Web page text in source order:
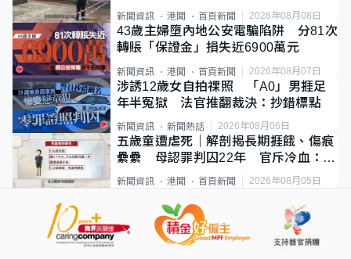
斃
新聞資訊 港聞 首頁新聞 2026年08月08日
43歲主婦墮內地公安電騙陷阱 分81次
轉賬「保證金」損失近6900萬元
新聞資訊 港聞 首頁新聞 2026年08月07日
涉誘12歲女自拍祼照 「A0」男捱足
年半冤獄 法官推翻裁決：抄錯標點
新聞資訊 新聞熱話 2026年08月06日
五歲童遭虐死｜解剖揭長期捱餓、傷痕
纍纍 母認罪判囚22年 官斥冷血：同
類案最惡劣
新聞資訊 港聞 首頁新聞 2026年08月05日